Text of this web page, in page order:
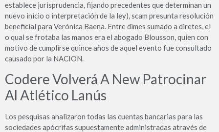
establece jurisprudencia, fijando precedentes que determinan un
nuevo inicio o interpretación de la ley), scam presunta resolución
beneficial para Verónica Baena. Entre dimes sumado a diretes, el
o qual se frotaba las manos era el abogado Blousson, quien con
motivo de cumplirse quince años de aquel evento fue consultado
causado por la NACION.
Codere Volverá A New Patrocinar
Al Atlético Lanús
Los pesquisas analizaron todas las cuentas bancarias para las
sociedades apócrifas supuestamente administradas através de